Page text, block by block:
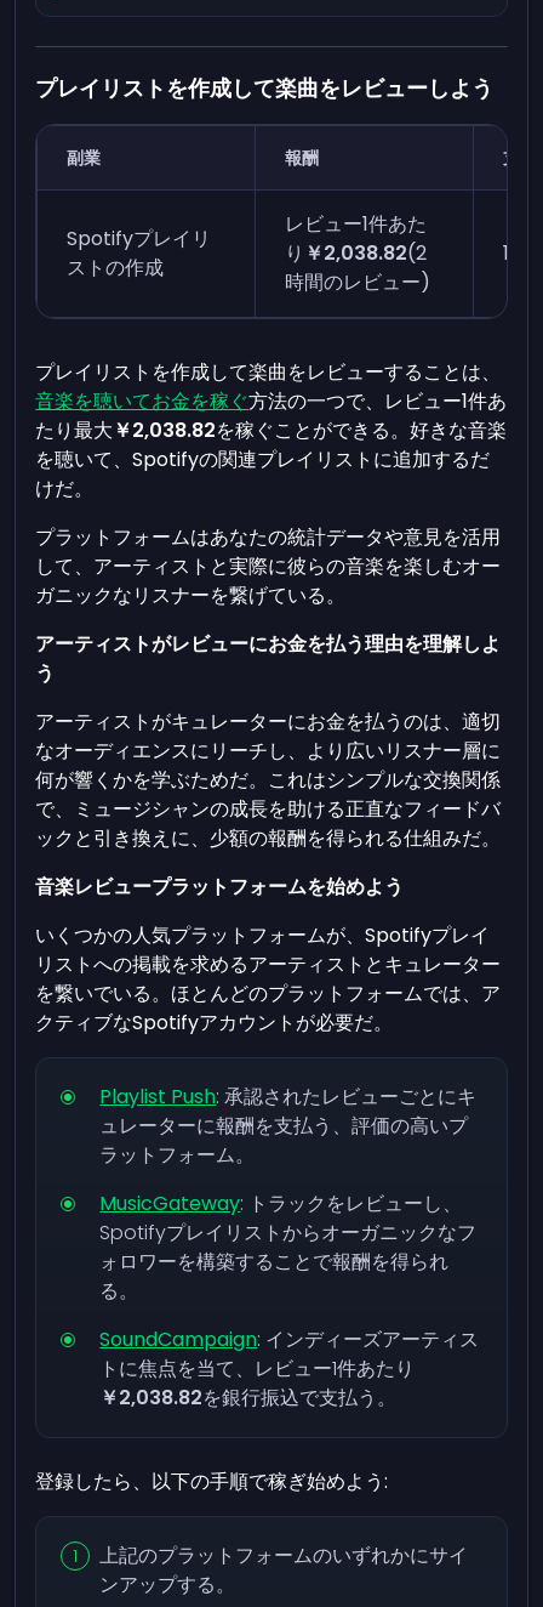
プレイリストを作成して楽曲をレビューしよう
副業 報酬 支払
Spotifyプレイリ
ストの作成
レビュー1件あた
り ￥2,038.82(2
時間のレビュー)
1〜
プレイリストを作成して楽曲をレビューすることは、
音楽を聴いてお金を稼ぐ方法の一つで、レビュー1件あ
たり最大￥2,038.82を稼ぐことができる。好きな音楽
を聴いて、Spotifyの関連プレイリストに追加するだ
けだ。
プラットフォームはあなたの統計データや意見を活用
して、アーティストと実際に彼らの音楽を楽しむオー
ガニックなリスナーを繋げている。
アーティストがレビューにお金を払う理由を理解しよ
う
アーティストがキュレーターにお金を払うのは、適切
なオーディエンスにリーチし、より広いリスナー層に
何が響くかを学ぶためだ。これはシンプルな交換関係
で、ミュージシャンの成長を助ける正直なフィードバ
ックと引き換えに、少額の報酬を得られる仕組みだ。
音楽レビュープラットフォームを始めよう
いくつかの人気プラットフォームが、Spotifyプレイ
リストへの掲載を求めるアーティストとキュレーター
を繋いでいる。ほとんどのプラットフォームでは、ア
クティブなSpotifyアカウントが必要だ。
Playlist Push: 承認されたレビューごとにキ
ュレーターに報酬を支払う、評価の高いプ
ラットフォーム。
MusicGateway: トラックをレビューし、
Spotifyプレイリストからオーガニックなフ
ォロワーを構築することで報酬を得られ
る。
SoundCampaign: インディーズアーティス
トに焦点を当て、レビュー1件あたり
￥2,038.82を銀行振込で支払う。
登録したら、以下の手順で稼ぎ始めよう:
上記のプラットフォームのいずれかにサイ
ンアップする。